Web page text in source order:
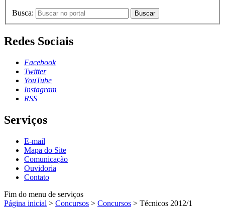
Busca: Buscar
Redes Sociais
Facebook
Twitter
YouTube
Instagram
RSS
Serviços
E-mail
Mapa do Site
Comunicação
Ouvidoria
Contato
Fim do menu de serviços
Página inicial > Concursos > Concursos > Técnicos 2012/1